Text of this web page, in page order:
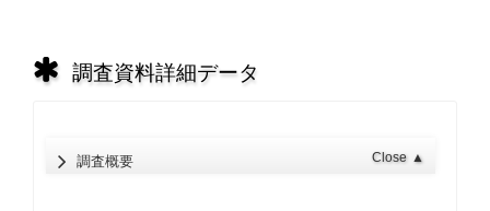
調査資料詳細データ
調査概要 Close ▲